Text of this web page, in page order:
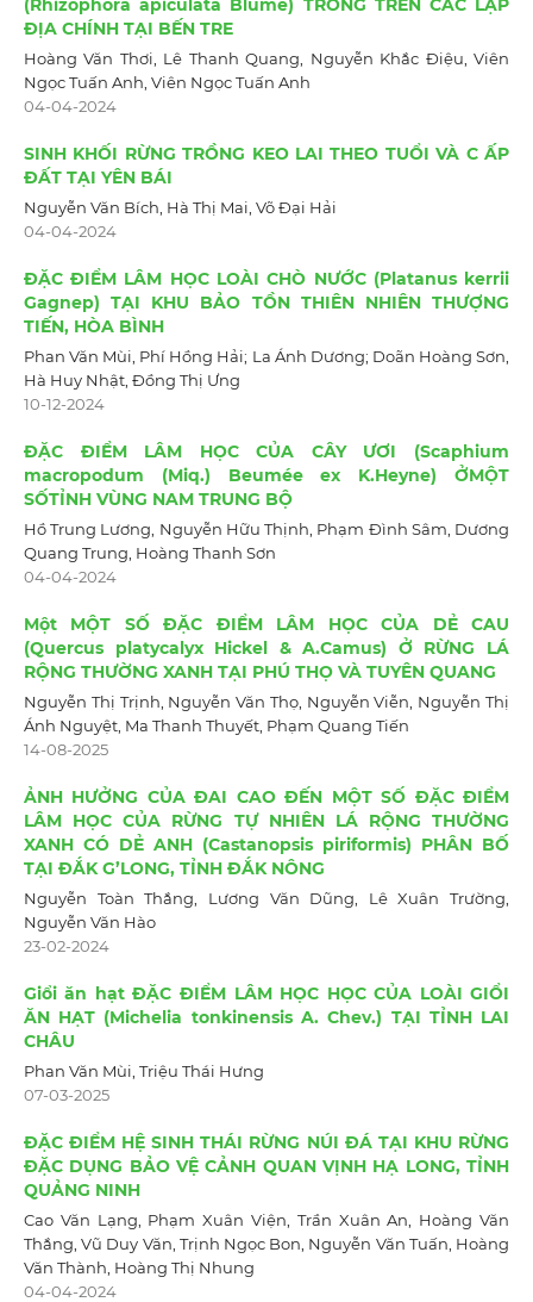
(Rhizophora apiculata Blume) TRỒNG TRÊN CÁC LẬP
ĐỊA CHÍNH TẠI BẾN TRE
Hoàng Văn Thơi, Lê Thanh Quang, Nguyễn Khắc Điệu, Viên
Ngọc Tuấn Anh, Viên Ngọc Tuấn Anh
04-04-2024
SINH KHỐI RỪNG TRỒNG KEO LAI THEO TUỔI VÀ C ẤP
ĐẤT TẠI YÊN BÁI
Nguyễn Văn Bích, Hà Thị Mai, Võ Đại Hải
04-04-2024
ĐẶC ĐIỂM LÂM HỌC LOÀI CHÒ NƯỚC (Platanus kerrii
Gagnep) TẠI KHU BẢO TỒN THIÊN NHIÊN THƯỢNG
TIẾN, HÒA BÌNH
Phan Văn Mùi, Phí Hồng Hải; La Ánh Dương; Doãn Hoàng Sơn,
Hà Huy Nhật, Đồng Thị Ưng
10-12-2024
ĐẶC ĐIỂM LÂM HỌC CỦA CÂY ƯƠI (Scaphium
macropodum (Miq.) Beumée ex K.Heyne) ỞMỘT
SỐTỈNH VÙNG NAM TRUNG BỘ
Hồ Trung Lương, Nguyễn Hữu Thịnh, Phạm Đình Sâm, Dương
Quang Trung, Hoàng Thanh Sơn
04-04-2024
Một MỘT SỐ ĐẶC ĐIỂM LÂM HỌC CỦA DẺ CAU
(Quercus platycalyx Hickel & A.Camus) Ở RỪNG LÁ
RỘNG THƯỜNG XANH TẠI PHÚ THỌ VÀ TUYÊN QUANG
Nguyễn Thị Trịnh, Nguyễn Văn Thọ, Nguyễn Viễn, Nguyễn Thị
Ánh Nguyệt, Ma Thanh Thuyết, Phạm Quang Tiến
14-08-2025
ẢNH HƯỞNG CỦA ĐAI CAO ĐẾN MỘT SỐ ĐẶC ĐIỂM
LÂM HỌC CỦA RỪNG TỰ NHIÊN LÁ RỘNG THƯỜNG
XANH CÓ DẺ ANH (Castanopsis piriformis) PHÂN BỐ
TẠI ĐẮK G’LONG, TỈNH ĐẮK NÔNG
Nguyễn Toàn Thắng, Lương Văn Dũng, Lê Xuân Trường,
Nguyễn Văn Hào
23-02-2024
Giổi ăn hạt ĐẶC ĐIỂM LÂM HỌC HỌC CỦA LOÀI GIỔI
ĂN HẠT (Michelia tonkinensis A. Chev.) TẠI TỈNH LAI
CHÂU
Phan Văn Mùi, Triệu Thái Hưng
07-03-2025
ĐẶC ĐIỂM HỆ SINH THÁI RỪNG NÚI ĐÁ TẠI KHU RỪNG
ĐẶC DỤNG BẢO VỆ CẢNH QUAN VỊNH HẠ LONG, TỈNH
QUẢNG NINH
Cao Văn Lạng, Phạm Xuân Viện, Trần Xuân An, Hoàng Văn
Thắng, Vũ Duy Văn, Trịnh Ngọc Bon, Nguyễn Văn Tuấn, Hoàng
Văn Thành, Hoàng Thị Nhung
04-04-2024